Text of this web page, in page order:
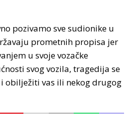
pozivamo sve sudionike u
prometnih propisa jer
u svoje vozačke
svog vozila, tragedija se
obilježiti vas ili nekog drugog